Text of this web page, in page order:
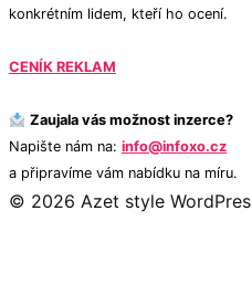
konkrétním lidem, kteří ho ocení.
CENÍK REKLAM
Zaujala vás možnost inzerce?
Napište nám na: info@infoxo.cz
a připravíme vám nabídku na míru.
© 2026 Azet style